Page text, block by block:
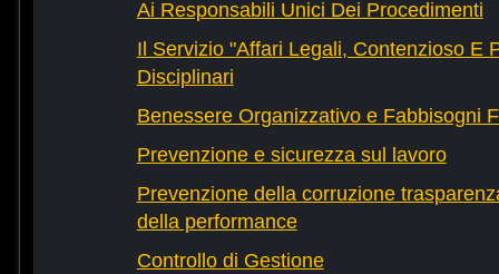
Ai Responsabili Unici Dei Procedimenti
Il Servizio "Affari Legali, Contenzioso E
Disciplinari
Benessere Organizzativo e Fabbisogni
Prevenzione e sicurezza sul lavoro
Prevenzione della corruzione
della performance
Controllo di Gestione